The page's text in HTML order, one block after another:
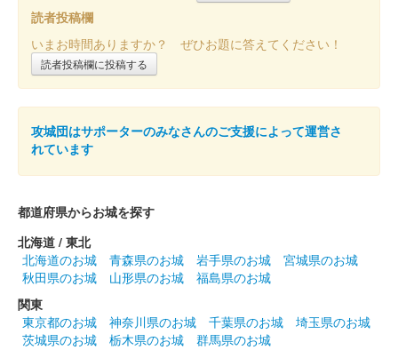
読者投稿欄
いまお時間ありますか？ ぜひお題に答えてください！
読者投稿欄に投稿する
攻城団はサポーターのみなさんのご支援によって運営さ
れています
都道府県からお城を探す
北海道 / 東北
北海道のお城
青森県のお城 岩手県のお城
宮城県のお城
秋田県のお城
山形県のお城
福島県のお城
関東
東京都のお城
神奈川県のお城 千葉県のお城
埼玉県のお城
茨城県のお城
栃木県のお城
群馬県のお城